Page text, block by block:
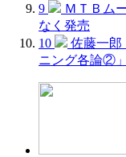
9
ＭＴＢム
なく発売
10
佐藤一郎
ニング各論②」